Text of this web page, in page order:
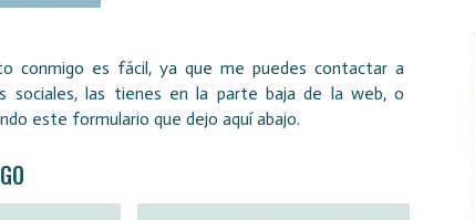
conmigo es fácil, ya que me puedes contactar a
sociales, las tienes en la parte baja de la web, o
este formulario que dejo aquí abajo.